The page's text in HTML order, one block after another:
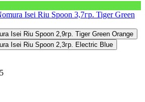
Isei Riu Spoon 2,9гр. Tiger Green Orange
Isei Riu Spoon 2,3гр. Electric Blue